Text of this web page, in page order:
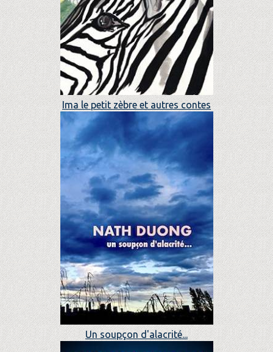
Ima le petit zèbre et autres contes
Un soupçon d'alacrité...